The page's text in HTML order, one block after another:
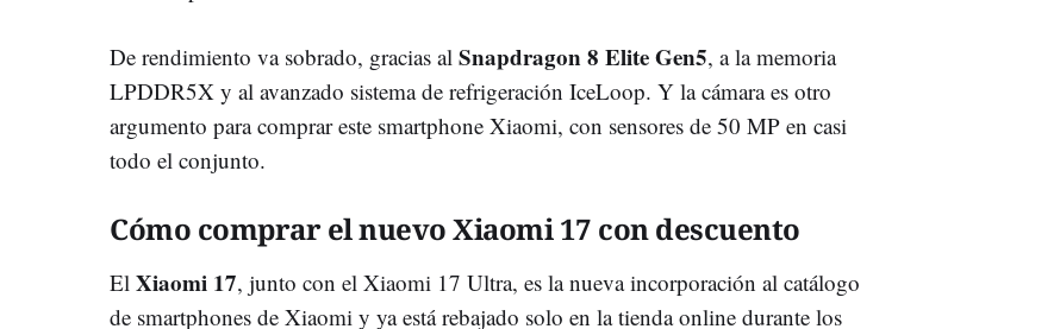
De rendimiento va sobrado, gracias al Snapdragon 8 Elite Gen5, a la memoria
LPDDR5X y al avanzado sistema de refrigeración IceLoop. Y la cámara es otro
argumento para comprar este smartphone Xiaomi, con sensores de 50 MP en casi
todo el conjunto.
Cómo comprar el nuevo Xiaomi 17 con descuento
El Xiaomi 17, junto con el Xiaomi 17 Ultra, es la nueva incorporación al catálogo
de smartphones de Xiaomi y ya está rebajado solo en la tienda online durante los